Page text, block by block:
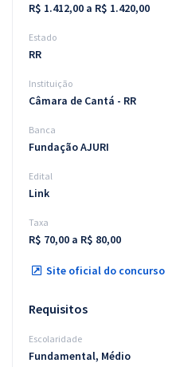
Atendimento
R$ 1.412,00 a R$ 1.420,00
Estado
RR
Instituição
Câmara de Cantá - RR
Banca
Fundação AJURI
Edital
Link
Taxa
R$ 70,00 a R$ 80,00
Site oficial do concurso
Requisitos
Escolaridade
Fundamental, Médio